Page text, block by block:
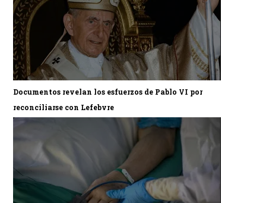
Documentos revelan los esfuerzos de Pablo VI por
reconciliarse con Lefebvre